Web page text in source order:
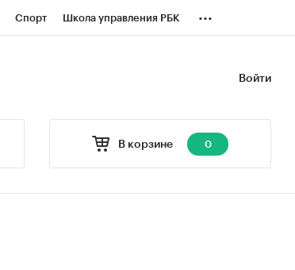
Спорт Школа управления РБК ...
Войти
В корзине 0